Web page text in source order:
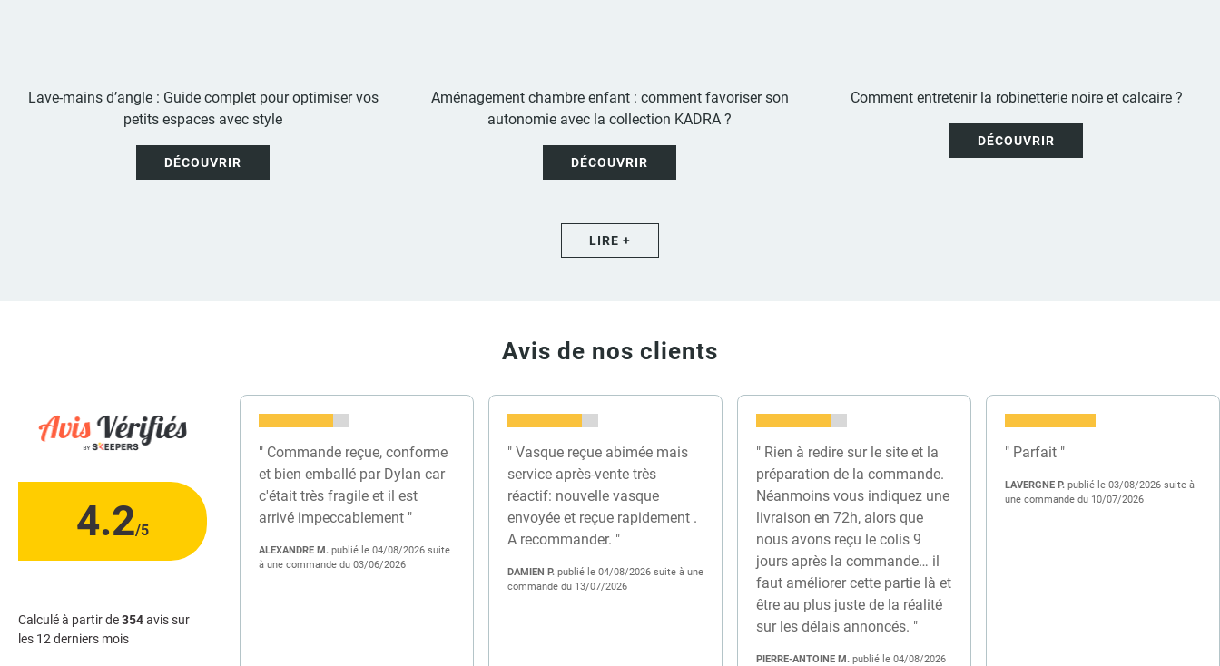
Lave-mains d’angle : Guide complet pour optimiser vos
petits espaces avec style
DÉCOUVRIR
Aménagement chambre enfant : comment favoriser son
autonomie avec la collection KADRA ?
DÉCOUVRIR
Comment entretenir la robinetterie noire et calcaire ?
DÉCOUVRIR
LIRE +
Avis de nos clients
4.2/5
Calculé à partir de354avis sur
les 12 derniers mois
" Commande reçue, conforme
et bien emballé par Dylan car
c'était très fragile et il est
arrivé impeccablement "
ALEXANDRE M. publié le 04/08/2026 suite
à une commande du 03/06/2026
" Vasque reçue abimée mais
service après-vente très
réactif: nouvelle vasque
envoyée et reçue rapidement .
A recommander. "
DAMIEN P. publié le 04/08/2026 suite à une
commande du 13/07/2026
" Rien à redire sur le site et la
préparation de la commande.
Néanmoins vous indiquez une
livraison en 72h, alors que
nous avons reçu le colis 9
jours après la commande… il
faut améliorer cette partie là et
être au plus juste de la réalité
sur les délais annoncés. "
PIERRE-ANTOINE M. publié le 04/08/2026
" Parfait "
LAVERGNE P. publié le 03/08/2026 suite à
une commande du 10/07/2026